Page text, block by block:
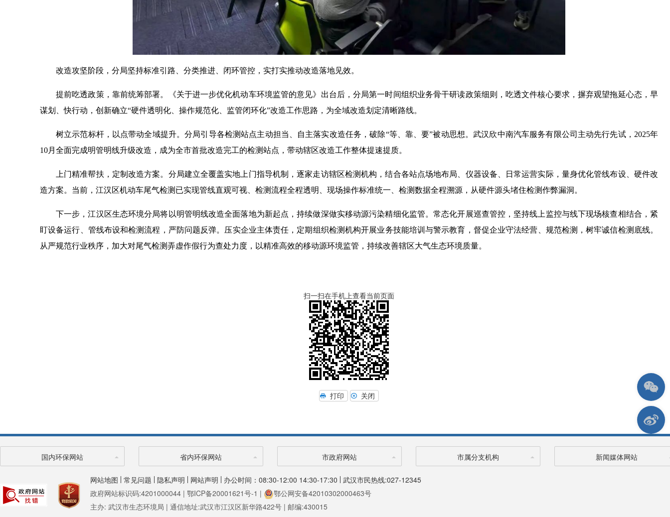
改造攻坚阶段，分局坚持标准引路、分类推进、闭环管控，实打实推动改造落地见效。
提前吃透政策，靠前统筹部署。《关于进一步优化机动车环境监管的意见》出台后，分局第一时间组织业务骨干研读政策细则，吃透文件核心要求，摒弃观望拖延心态，早
谋划、快行动，创新确立“硬件透明化、操作规范化、监管闭环化”改造工作思路，为全域改造划定清晰路线。
树立示范标杆，以点带动全域提升。分局引导各检测站点主动担当、自主落实改造任务，破除“等、靠、要”被动思想。武汉欣中南汽车服务有限公司主动先行先试，2025年
10月全面完成明管明线升级改造，成为全市首批改造完工的检测站点，带动辖区改造工作整体提速提质。
上门精准帮扶，定制改造方案。分局建立全覆盖实地上门指导机制，逐家走访辖区检测机构，结合各站点场地布局、仪器设备、日常运营实际，量身优化管线布设、硬件改
造方案。当前，江汉区机动车尾气检测已实现管线直观可视、检测流程全程透明、现场操作标准统一、检测数据全程溯源，从硬件源头堵住检测作弊漏洞。
下一步，江汉区生态环境分局将以明管明线改造全面落地为新起点，持续做深做实移动源污染精细化监管。常态化开展巡查管控，坚持线上监控与线下现场核查相结合，紧
盯设备运行、管线布设和检测流程，严防问题反弹。压实企业主体责任，定期组织检测机构开展业务技能培训与警示教育，督促企业守法经营、规范检测，树牢诚信检测底线。
从严规范行业秩序，加大对尾气检测弄虚作假行为查处力度，以精准高效的移动源环境监管，持续改善辖区大气生态环境质量。
扫一扫在手机上查看当前页面
打印 关闭
国内环保网站 省内环保网站 市政府网站 市属分支机构 新闻媒体网站
网站地图 常见问题 隐私声明 网站声明 办公时间：08:30-12:00 14:30-17:30 武汉市民热线:027-12345
政府网站标识码:4201000044 | 鄂ICP备20001621号-1 |
鄂公网安备42010302000463号
主办: 武汉市生态环境局 | 通信地址:武汉市江汉区新华路422号 | 邮编:430015